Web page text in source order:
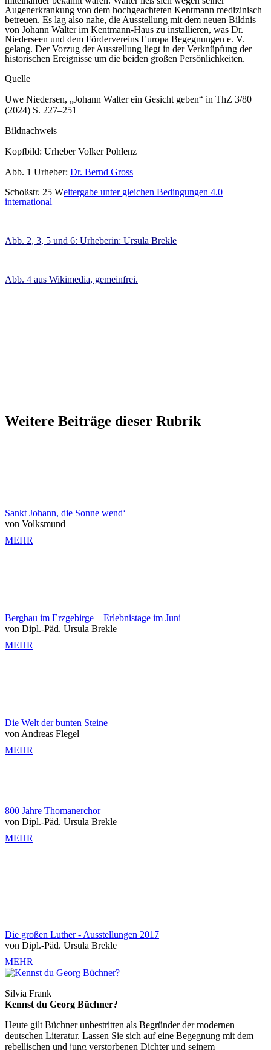
Augenerkrankung von dem hochgeachteten Kentmann medizinisch
betreuen. Es lag also nahe, die Ausstellung mit dem neuen Bildnis
von Johann Walter im Kentmann-Haus zu installieren, was Dr.
Niederseen und dem Fördervereins Europa Begegnungen e. V.
gelang. Der Vorzug der Ausstellung liegt in der Verknüpfung der
historischen Ereignisse um die beiden großen Persönlichkeiten.
Quelle
Uwe Niedersen, „Johann Walter ein Gesicht geben“ in ThZ 3/80
(2024) S. 227–251
Bildnachweis
Kopfbild: Urheber Volker Pohlenz
Abb. 1 Urheber: Dr. Bernd Gross
Schoßstr. 25 Weitergabe unter gleichen Bedingungen 4.0
international
Abb. 2, 3, 5 und 6: Urheberin: Ursula Brekle
Abb. 4 aus Wikimedia, gemeinfrei.
Weitere Beiträge dieser Rubrik
Sankt Johann, die Sonne wend‘
von Volksmund
MEHR
Bergbau im Erzgebirge – Erlebnistage im Juni
von Dipl.-Päd. Ursula Brekle
MEHR
Die Welt der bunten Steine
von Andreas Flegel
MEHR
800 Jahre Thomanerchor
von Dipl.-Päd. Ursula Brekle
MEHR
Die großen Luther - Ausstellungen 2017
von Dipl.-Päd. Ursula Brekle
MEHR
Silvia Frank
Kennst du Georg Büchner?
Heute gilt Büchner unbestritten als Begründer der modernen
deutschen Literatur. Lassen Sie sich auf eine Begegnung mit dem
rebellischen und jung verstorbenen Dichter und seinem